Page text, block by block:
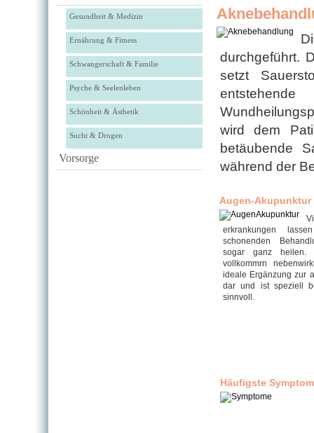
Gesundheit & Medizin
Ernährung & Fitness
Schwangerschaft & Familie
Psyche & Seelenleben
Schönheit & Ästhetik
Sucht & Drogen
Vorsorge
durchgeführt.
setzt
wird dem
betäubende
während der
Augen-Akupunktur
erkrankungen
schonenden
sogar ganz heilen.
vollkommrn
ideale Ergänzung zur
dar und ist speziell
sinnvoll.
Häufigste